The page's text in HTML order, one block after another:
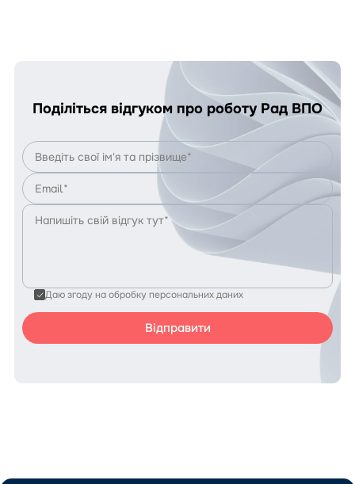
Поділіться відгуком про роботу Рад ВПО
Даю згоду на обробку персональних даних